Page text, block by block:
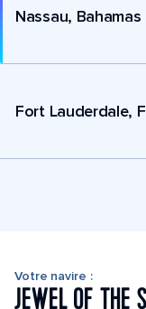
Nassau, Bahamas
Fort Lauderdale,
Votre navire :
JEWEL OF THE